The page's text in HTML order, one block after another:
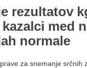
rezultatov
med
normale
za snemanje